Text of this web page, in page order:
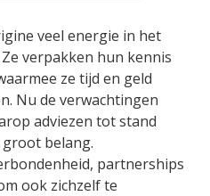
veel energie in het
Ze verpakken hun kennis
ze tijd en geld
Nu de verwachtingen
adviezen tot stand
belang.
partnerships
ook zichzelf te